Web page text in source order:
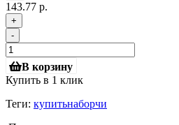
143.77 р.
+
-
В корзину
Купить в 1 клик
Теги: купитьнаборчи